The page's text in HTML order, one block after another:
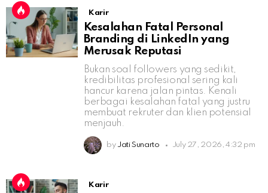
Karir
Kesalahan Fatal Personal
Branding di LinkedIn yang
Merusak Reputasi
Bukan soal followers yang sedikit,
kredibilitas profesional sering kali
hancur karena jalan pintas. Kenali
berbagai kesalahan fatal yang justru
membuat rekruter dan klien potensial
menjauh.
by Jati Sunarto July 27, 2026, 4:32 pm
Karir